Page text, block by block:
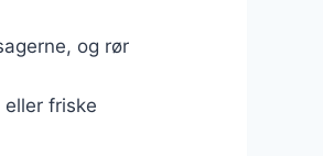
og rør
friske